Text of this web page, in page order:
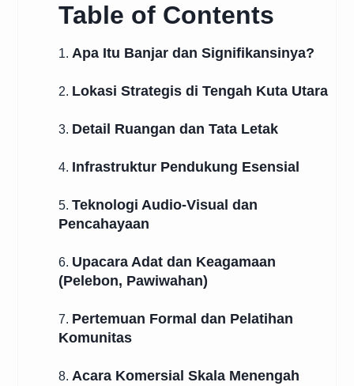
Table of Contents
1. Apa Itu Banjar dan Signifikansinya?
2. Lokasi Strategis di Tengah Kuta Utara
3. Detail Ruangan dan Tata Letak
4. Infrastruktur Pendukung Esensial
5. Teknologi Audio-Visual dan
Pencahayaan
6. Upacara Adat dan Keagamaan
(Pelebon, Pawiwahan)
7. Pertemuan Formal dan Pelatihan
Komunitas
8. Acara Komersial Skala Menengah